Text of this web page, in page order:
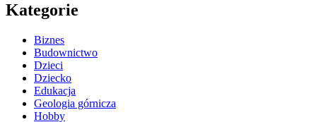
Kategorie
Biznes
Budownictwo
Dzieci
Dziecko
Edukacja
Geologia górnicza
Hobby